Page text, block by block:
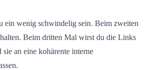
ein wenig schwindelig sein. Beim zweiten
Beim dritten Mal wirst du die Links
an eine kohärente interne